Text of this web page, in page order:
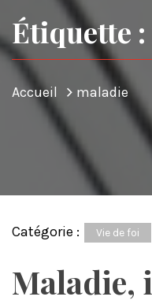
Étiquette
Accueil maladie
Catégorie : Vie de foi